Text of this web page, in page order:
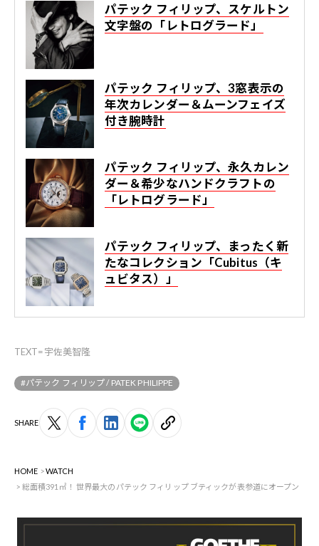
パテック フィリップ、スケルトン
文字盤の「レトログラード」
パテック フィリップ、3窓表示の
年次カレンダー＆ムーンフェイズ
付き腕時計
パテック フィリップ、永久カレン
ダー＆希少なハンドクラフトの
「レトログラード」
パテック フィリップ、まったく新
たなコレクション「Cubitus（キ
ュビタス）」
TEXT=宇佐美智隆
#パテック フィリップ / PATEK PHILIPPE
SHARE
HOME
WATCH
総面積391㎡！ 世界最大のパテック フィリップ ブティックが表参道にオープン